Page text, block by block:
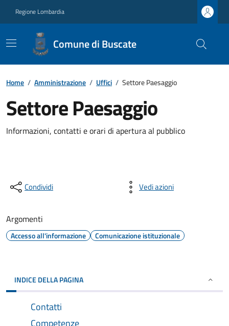
Regione Lombardia
Comune di Buscate
Home / Amministrazione / Uffici / Settore Paesaggio
Settore Paesaggio
Informazioni, contatti e orari di apertura al pubblico
Condividi Vedi azioni
Argomenti
Accesso all'informazione Comunicazione istituzionale
INDICE DELLA PAGINA
Contatti
Competenze